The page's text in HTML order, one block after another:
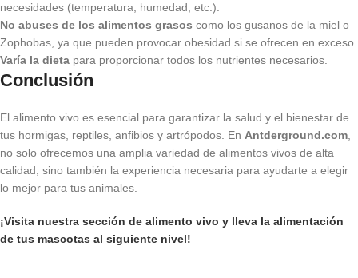
necesidades (temperatura, humedad, etc.).
No abuses de los alimentos grasos como los gusanos de la miel o
Zophobas, ya que pueden provocar obesidad si se ofrecen en exceso.
Varía la dieta para proporcionar todos los nutrientes necesarios.
Conclusión
El alimento vivo es esencial para garantizar la salud y el bienestar de
tus hormigas, reptiles, anfibios y artrópodos. En Antderground.com,
no solo ofrecemos una amplia variedad de alimentos vivos de alta
calidad, sino también la experiencia necesaria para ayudarte a elegir
lo mejor para tus animales.
¡Visita nuestra sección de alimento vivo y lleva la alimentación
de tus mascotas al siguiente nivel!